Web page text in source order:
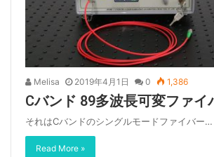
Melisa 2019年4月1日 0 1,386
Cバンド 89多波長可変ファイ
それはCバンドのシングルモードファイバー…
Read More »